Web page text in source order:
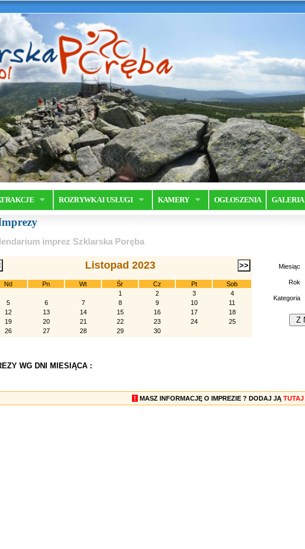
ROZRYWKA I USŁUGI KAMERY OGŁOSZENIA GALERIA
imprez Szklarska Poręba
Listopad 2023
Nd Pn Wt Śr Cz Pt
Sob
1
2 3
4
5
6 7 8 9 10
11
12
13 14 15 16 17
18
19
20 21 22 23 24
25
26
27 28 29 30
Miesiąc
Rok
Kategoria
WG DNI MIESIĄCA :
! MASZ INFORMACJĘ O IMPREZIE ? DODAJ JĄ TUTAJ